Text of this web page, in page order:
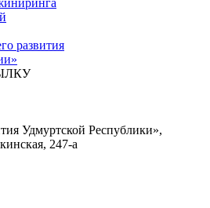
развития
Удмуртской Республики»,
247-а